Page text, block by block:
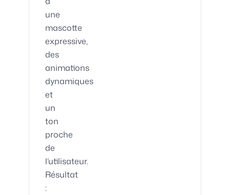
une
mascotte
expressive,
des
animations
dynamiques
et
un
ton
proche
de
l’utilisateur.
Résultat
: